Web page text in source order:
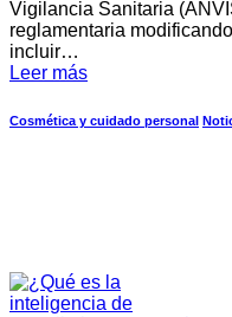
Vigilancia Sanitaria
reglamentaria
incluir…
Leer más
Cosmética y cuidado personal